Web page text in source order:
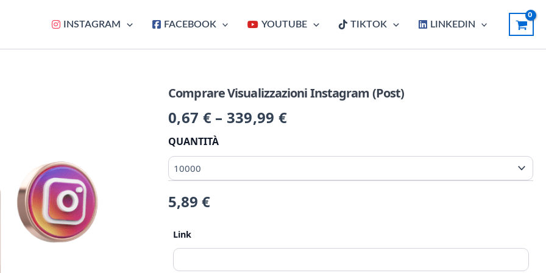
INSTAGRAM FACEBOOK YOUTUBE TIKTOK LINKEDIN
Comprare Visualizzazioni Instagram (Post)
0,67 €– 339,99 €
QUANTITÀ
5,89€
Link
Comprare
Visualizzazioni
Instagram
(Post)
quantità